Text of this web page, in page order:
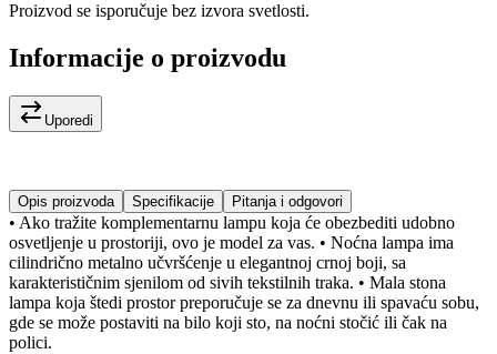
Proizvod se isporučuje bez izvora svetlosti.
Informacije o proizvodu
Uporedi
Opis proizvoda Specifikacije Pitanja i odgovori
• Ako tražite komplementarnu lampu koja će obezbediti udobno
osvetljenje u prostoriji, ovo je model za vas. • Noćna lampa ima
cilindrično metalno učvršćenje u elegantnoj crnoj boji, sa
karakterističnim sjenilom od sivih tekstilnih traka. • Mala stona
lampa koja štedi prostor preporučuje se za dnevnu ili spavaću sobu,
gde se može postaviti na bilo koji sto, na noćni stočić ili čak na
polici.